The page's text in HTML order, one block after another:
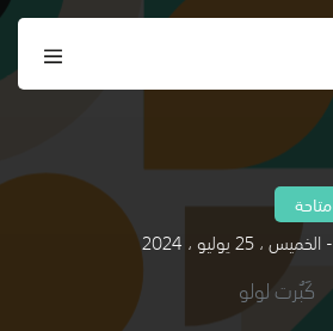
متاحة
كَبُرت لولو